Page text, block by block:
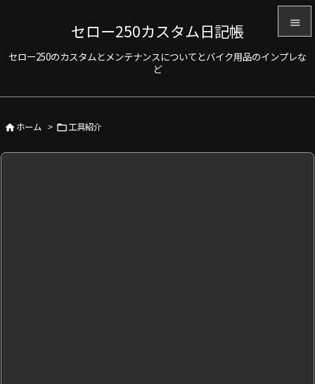
セロー250カスタム日記帳
セロー250のカスタムとメンテナンスについてとバイク用品のインプレな
ど


ホーム > 工具紹介